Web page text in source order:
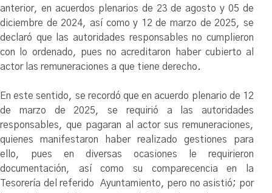
anterior, en acuerdos plenarios de 23 de agosto y 05 de
diciembre de 2024, así como y 12 de marzo de 2025, se
declaró que las autoridades responsables no cumplieron
con lo ordenado, pues no acreditaron haber cubierto al
actor las remuneraciones a que tiene derecho.
En este sentido, se recordó que en acuerdo plenario de 12
de marzo de 2025, se requirió a las autoridades
responsables, que pagaran al actor sus remuneraciones,
quienes manifestaron haber realizado gestiones para
ello, pues en diversas ocasiones le requirieron
documentación, así como su comparecencia en la
Tesorería del referido Ayuntamiento, pero no asistió; por